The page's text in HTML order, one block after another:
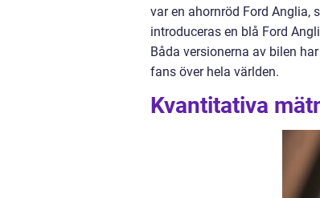
var en ahornröd Ford Anglia,
introduceras en blå Ford
Båda versionerna av bilen
fans över hela världen.
Kvantitativa